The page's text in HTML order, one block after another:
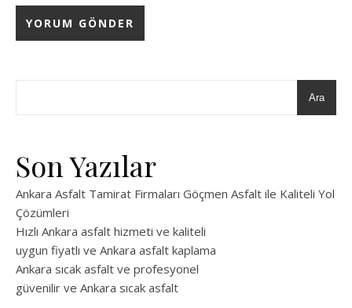
Ara
Son Yazılar
Ankara Asfalt Tamirat Firmaları Göçmen Asfalt ile Kaliteli Yol
Çözümleri
Hızlı Ankara asfalt hizmeti ve kaliteli
uygun fiyatlı ve Ankara asfalt kaplama
Ankara sıcak asfalt ve profesyonel
güvenilir ve Ankara sıcak asfalt